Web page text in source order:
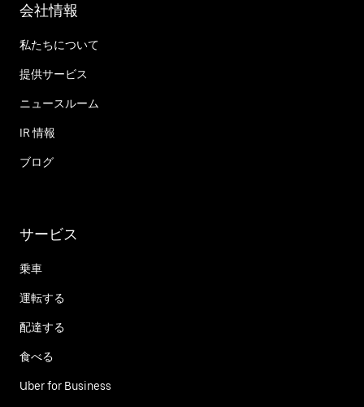
会社情報
私たちについて
提供サービス
ニュースルーム
IR 情報
ブログ
サービス
乗車
運転する
配達する
食べる
Uber for Business